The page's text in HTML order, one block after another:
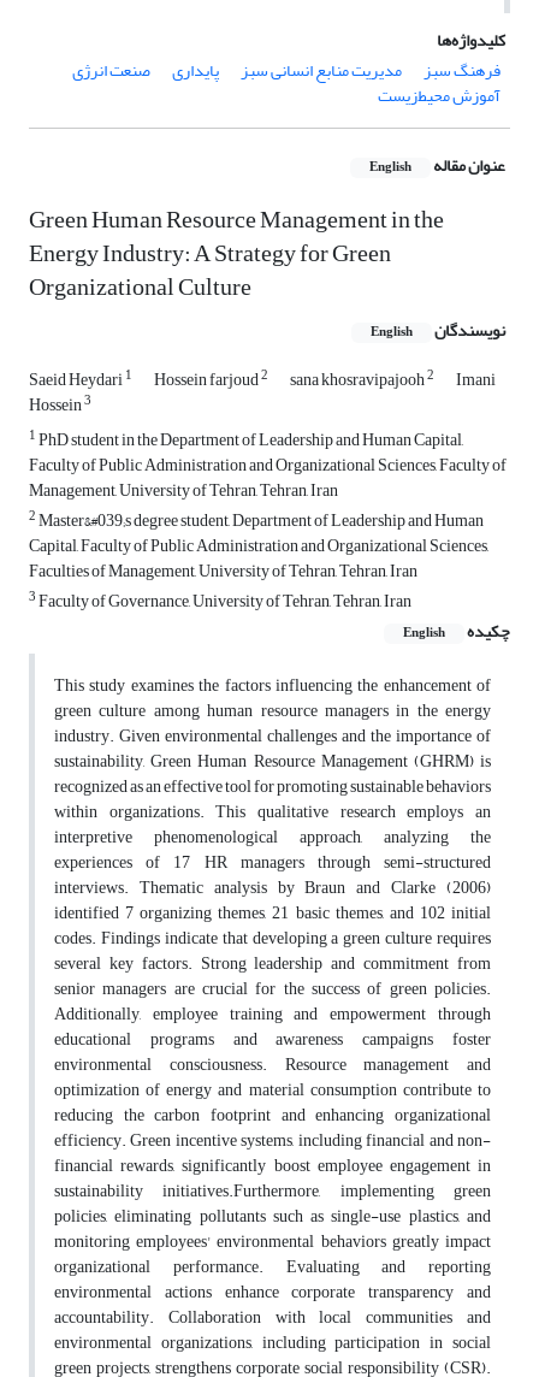
کلیدواژه‌ها
فرهنگ سبز
مدیریت منابع انسانی سبز پایداری صنعت انرژی
آموزش محیط‌زیست
عنوان مقاله English
Green Human Resource Management in the
Energy Industry: A Strategy for Green
Organizational Culture
نویسندگان English
Saeid Heydari1 Hossein farjoud2 sana khosravipajooh2 Imani
Hossein3
1PhD student in the Department of Leadership and Human Capital,
Faculty of Public Administration and Organizational Sciences, Faculty of
Management, University of Tehran, Tehran, Iran
2Master&#039;s degree student, Department of Leadership and Human
Capital, Faculty of Public Administration and Organizational Sciences,
Faculties of Management, University of Tehran, Tehran, Iran
3Faculty of Governance, University of Tehran, Tehran, Iran
چکیده
English
This study examines the factors influencing the enhancement of
green culture among human resource managers in the energy
industry. Given environmental challenges and the importance of
sustainability, Green Human Resource Management (GHRM) is
recognized as an effective tool for promoting sustainable behaviors
within organizations. This qualitative research employs an
interpretive phenomenological approach, analyzing the
experiences of 17 HR managers through semi-structured
interviews. Thematic analysis by Braun and Clarke (2006)
identified 7 organizing themes, 21 basic themes, and 102 initial
codes. Findings indicate that developing a green culture requires
several key factors. Strong leadership and commitment from
senior managers are crucial for the success of green policies.
Additionally, employee training and empowerment through
educational programs and awareness campaigns foster
environmental consciousness. Resource management and
optimization of energy and material consumption contribute to
reducing the carbon footprint and enhancing organizational
efficiency. Green incentive systems, including financial and non-
financial rewards, significantly boost employee engagement in
sustainability initiatives.Furthermore, implementing green
policies, eliminating pollutants such as single-use plastics, and
monitoring employees' environmental behaviors greatly impact
organizational performance. Evaluating and reporting
environmental actions enhance corporate transparency and
accountability. Collaboration with local communities and
environmental organizations, including participation in social
green projects, strengthens corporate social responsibility (CSR).